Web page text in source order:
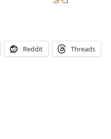
Reddit Threads